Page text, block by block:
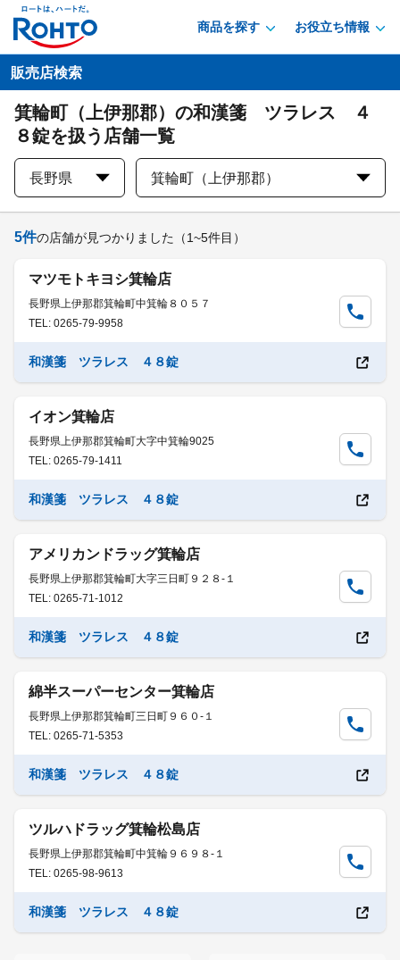
商品を探す お役立ち情報
販売店検索
箕輪町（上伊那郡）の和漢箋 ツラレス ４
８錠を扱う店舗一覧
長野県 箕輪町（上伊那郡）
5件の店舗が見つかりました （1~5件目）
マツモトキヨシ箕輪店
長野県上伊那郡箕輪町中箕輪８０５７
TEL: 0265-79-9958
和漢箋 ツラレス ４８錠
イオン箕輪店
長野県上伊那郡箕輪町大字中箕輪9025
TEL: 0265-79-1411
和漢箋 ツラレス ４８錠
アメリカンドラッグ箕輪店
長野県上伊那郡箕輪町大字三日町９２８-１
TEL: 0265-71-1012
和漢箋 ツラレス ４８錠
綿半スーパーセンター箕輪店
長野県上伊那郡箕輪町三日町９６０-１
TEL: 0265-71-5353
和漢箋 ツラレス ４８錠
ツルハドラッグ箕輪松島店
長野県上伊那郡箕輪町中箕輪９６９８-１
TEL: 0265-98-9613
和漢箋 ツラレス ４８錠